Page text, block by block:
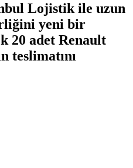
Lojistik ile uzun
yeni bir
20 adet Renault
teslimatını